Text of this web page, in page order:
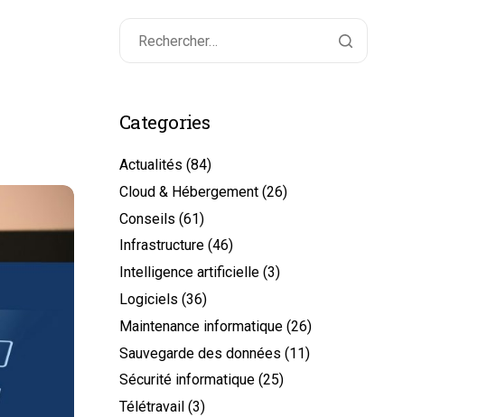
Categories
Actualités (84)
Cloud & Hébergement (26)
Conseils (61)
Infrastructure (46)
Intelligence artificielle (3)
Logiciels (36)
Maintenance informatique (26)
Sauvegarde des données (11)
Sécurité informatique (25)
Télétravail (3)